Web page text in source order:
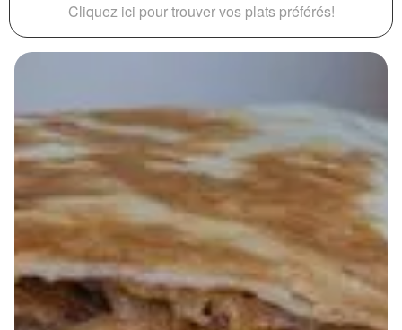
Cliquez ici pour trouver vos plats préférés!